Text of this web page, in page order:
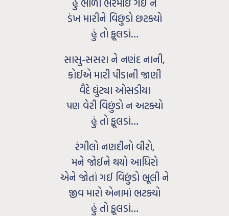
હું ભોળી ભરમાઇ ગઈ ને
ડંખ મારીને વિછુંડો છટક્યો
હું તો ફૂલડાં…
સાસુ-સસરા ને નણંદ નાની,
કોઈએ મારી પીડાની જાણી
વૈદે ઘુંટ્યા ઓસડીયા
પણ વેરી વિછુંડો ન અટક્યો
હું તો ફૂલડાં…
રંગીલો નણદીનો વીરો,
મને જોઈને થયો આધિરો
એને જોતાં ગઈ વિછુંડો ભૂલી ને
જીવ મારો એનામાં ભટક્યો
હું તો ફૂલડાં…